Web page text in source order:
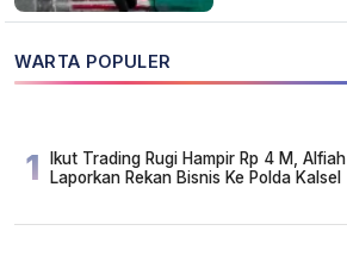
WARTA POPULER
1
Ikut Trading Rugi Hampir Rp 4 M, Alfiah
Laporkan Rekan Bisnis Ke Polda Kalsel